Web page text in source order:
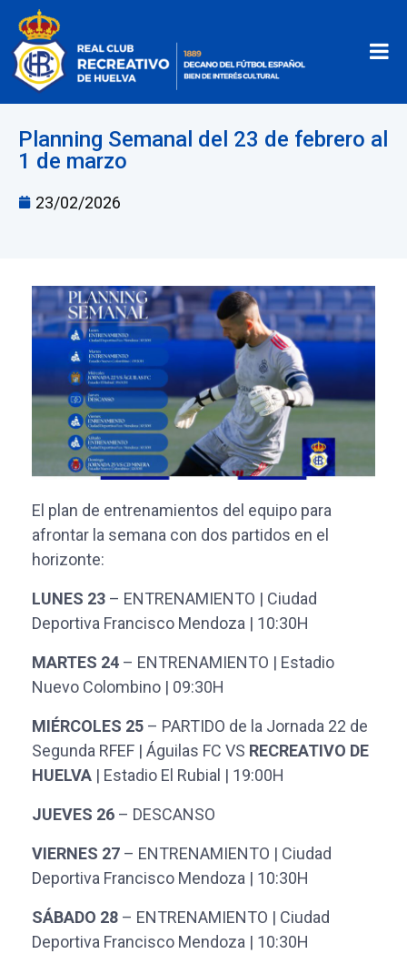
Planning Semanal del 23 de febrero al
1 de marzo
23/02/2026
El plan de entrenamientos del equipo para
afrontar la semana con dos partidos en el
horizonte:
LUNES 23 – ENTRENAMIENTO | Ciudad
Deportiva Francisco Mendoza | 10:30H
MARTES 24 – ENTRENAMIENTO | Estadio
Nuevo Colombino | 09:30H
MIÉRCOLES 25 – PARTIDO de la Jornada 22 de
Segunda RFEF | Águilas FC VS RECREATIVO DE
HUELVA | Estadio El Rubial | 19:00H
JUEVES 26 – DESCANSO
VIERNES 27 – ENTRENAMIENTO | Ciudad
Deportiva Francisco Mendoza | 10:30H
SÁBADO 28 – ENTRENAMIENTO | Ciudad
Deportiva Francisco Mendoza | 10:30H